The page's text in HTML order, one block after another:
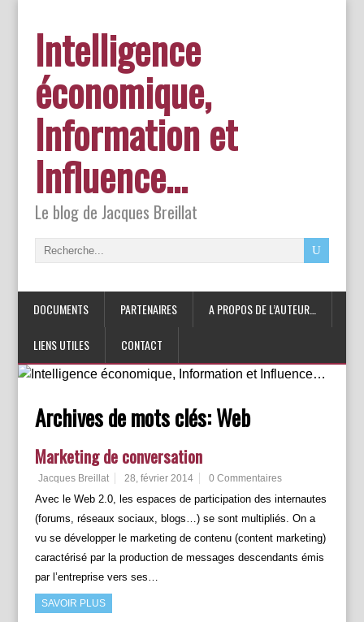
Intelligence
économique,
Information et
Influence…
Le blog de Jacques Breillat
DOCUMENTS PARTENAIRES A PROPOS DE L’AUTEUR…
LIENS UTILES CONTACT
Archives de mots clés:Web
Marketing de conversation
Jacques Breillat 28, février 2014 0 Commentaires
Avec le Web 2.0, les espaces de participation des internautes
(forums, réseaux sociaux, blogs…) se sont multipliés. On a
vu se développer le marketing de contenu (content marketing)
caractérisé par la production de messages descendants émis
par l’entreprise vers ses…
SAVOIR PLUS